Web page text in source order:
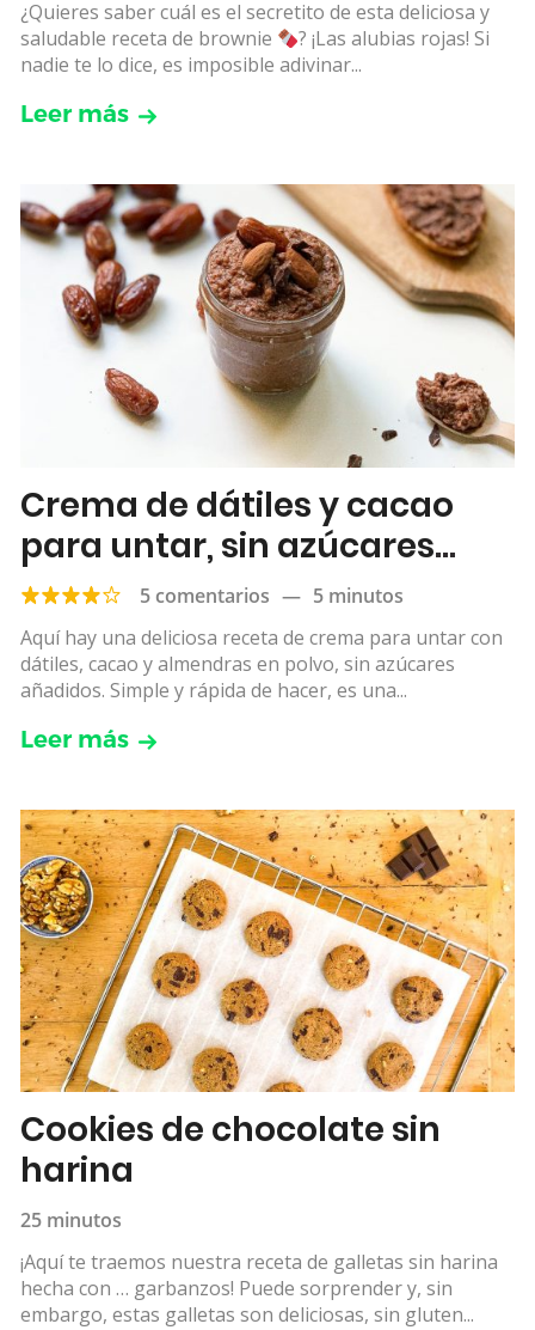
¿Quieres saber cuál es el secretito de esta deliciosa y
saludable receta de brownie
? ¡Las alubias rojas! Si
nadie te lo dice, es imposible adivinar...
Leer más
Crema de dátiles y cacao
para untar, sin azúcares
añadidos5 comentarios — 5 minutos
Aquí hay una deliciosa receta de crema para untar con
dátiles, cacao y almendras en polvo, sin azúcares
añadidos. Simple y rápida de hacer, es una...
Leer más
Cookies de chocolate sin
harina
25 minutos
¡Aquí te traemos nuestra receta de galletas sin harina
hecha con … garbanzos! Puede sorprender y, sin
embargo, estas galletas son deliciosas, sin gluten...